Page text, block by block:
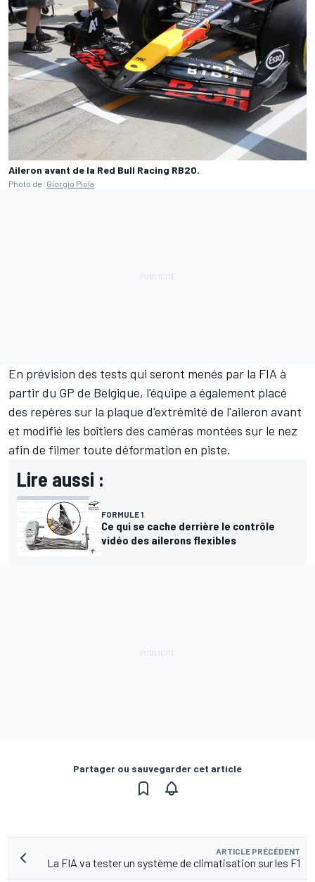
Aileron avant de la Red Bull Racing RB20.
Photo de: Giorgio Piola
En prévision des tests qui seront menés par la FIA à
partir du GP de Belgique, l'équipe a également placé
des repères sur la plaque d'extrémité de l'aileron avant
et modifié les boîtiers des caméras montées sur le nez
afin de filmer toute déformation en piste.
Lire aussi :
FORMULE 1
Ce qui se cache derrière le contrôle
vidéo des ailerons flexibles
Partager ou sauvegarder cet article
ARTICLE PRÉCÉDENT
La FIA va tester un système de climatisation sur les F1